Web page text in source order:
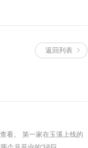
返回列表
看。 第一家在玉溪上线的